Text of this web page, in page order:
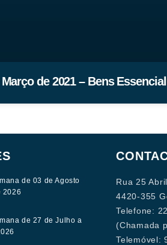
de 2021 – Bens
de 03 de Agosto
2026
de 27 de Julho a
Rua 25
4420-355
Telefone:
(Chamada
Telemóvel: